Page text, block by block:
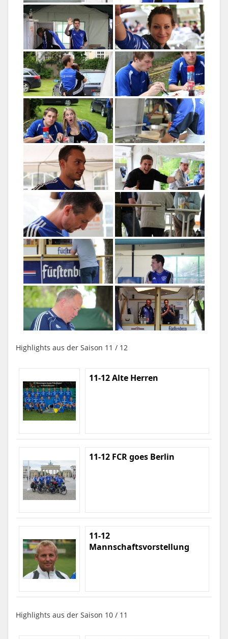
Highlights aus der Saison 11 / 12
11-12 Alte Herren
11-12 FCR goes Berlin
11-12
Mannschaftsvorstellung
Highlights aus der Saison 10 / 11